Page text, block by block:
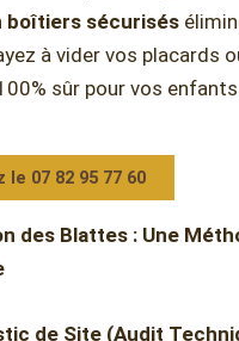
boîtiers sécurisés
à vider vos placards
sûr pour vos
le 07 82 95 77 60
des Blattes : Une
de Site (Audit